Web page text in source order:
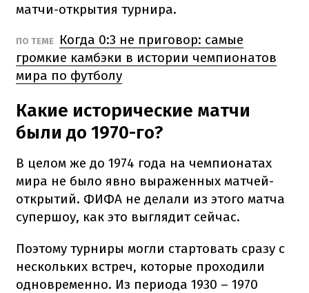
матчи-открытия турнира.
ПО ТЕМЕ
Когда 0:3 не приговор: самые
громкие камбэки в истории чемпионатов
мира по футболу
Какие исторические матчи
были до 1970-го?
В целом же до 1974 года на чемпионатах
мира не было явно выраженных матчей-
открытий. ФИФА не делали из этого матча
супершоу, как это выглядит сейчас.
Поэтому турниры могли стартовать сразу с
нескольких встреч, которые проходили
одновременно. Из периода 1930 – 1970